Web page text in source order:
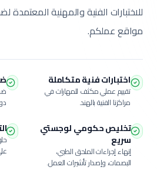
للاختبارات الفنية والمهنية
مواقع عملكم.
اختبارات فنية متكاملة
تقييم عملي مكثف للمهارات في
مراكزنا الفنية بالهند.
تخليص حكومي لوجستي
سريع
إنهاء إجراءات الملحق الطبي،
البصمات، وإصدار تأشيرات العمل.